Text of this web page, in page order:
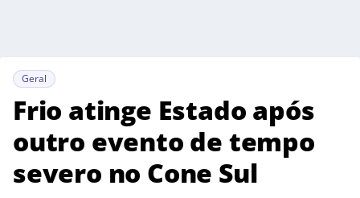
Geral
Frio atinge Estado após
outro evento de tempo
severo no Cone Sul